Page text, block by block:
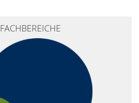
FACHBEREICHE